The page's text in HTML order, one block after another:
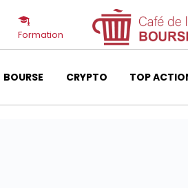
Formation
BOURSE CRYPTO TOP